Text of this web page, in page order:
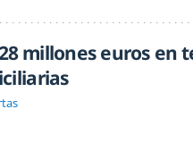
millones euros en